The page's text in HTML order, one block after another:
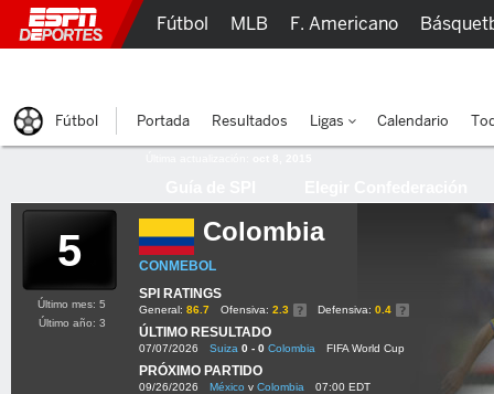
5 Colombia
CONMEBOL
SPI RATINGS
General: 86.7 Ofensiva: 2.3 Defensiva: 0.4
ÚLTIMO RESULTADO
07/07/2026 Suiza 0 - 0 Colombia FIFA World Cup
PRÓXIMO PARTIDO
09/26/2026 México v Colombia 07:00 EDT
Último mes: 5
Último año: 3
Fútbol MLB F. Americano
Fútbol Portada Resultados Ligas Calendario